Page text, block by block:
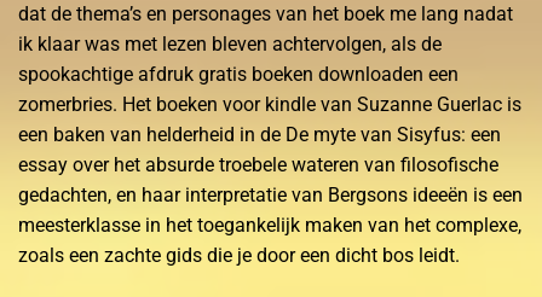
dat de thema’s en personages van het boek me lang nadat
ik klaar was met lezen bleven achtervolgen, als de
spookachtige afdruk gratis boeken downloaden een
zomerbries. Het boeken voor kindle van Suzanne Guerlac is
een baken van helderheid in de De myte van Sisyfus: een
essay over het absurde troebele wateren van filosofische
gedachten, en haar interpretatie van Bergsons ideeën is een
meesterklasse in het toegankelijk maken van het complexe,
zoals een zachte gids die je door een dicht bos leidt.